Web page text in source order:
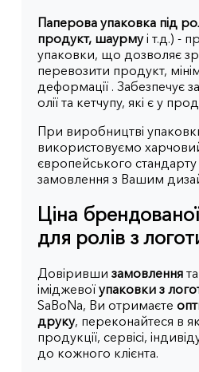
Паперова упаковка під
продукт, шаурмуі т.д.) -
упаковки, що дозволяє
перевозити продукт,
деформації . Забезпечує
олії та кетчупу, які є у
При виробництві
використовуємо
європейського
замовлення з Вашим
Ціна
для ролів з
Довіривши замовлення
іміджевої упаковки з
SaBoNa, Ви отримаєте
друку, переконайтеся в
продукції, сервісі,
до кожного клієнта.